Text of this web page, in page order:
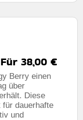
38,00 €
Berry einen
über
Diese
für dauerhafte
und